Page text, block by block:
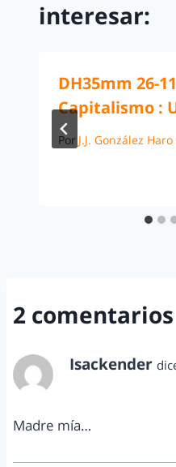
interesar:
DH35mm 26-
Capitalismo :
Por J.J. González Haro
2 comentarios
Isackender
Madre mía…